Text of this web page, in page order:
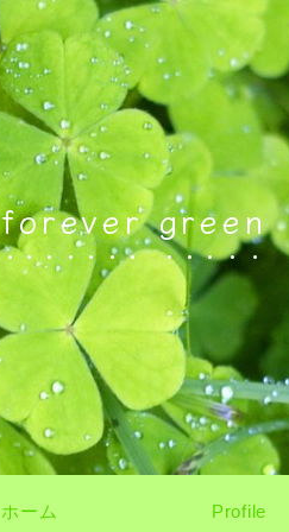
forever green
ホーム Profile